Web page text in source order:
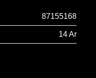
87155168
14 Ar